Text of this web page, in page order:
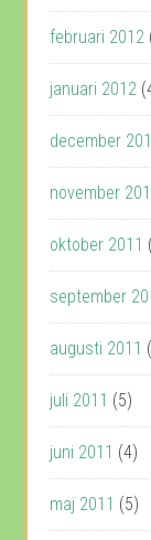
februari 2012
januari 2012
december
november
oktober 2011
september
augusti 2011
juli 2011 (5)
juni 2011 (4)
maj 2011 (5)